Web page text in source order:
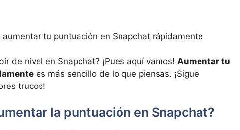
aumentar tu puntuación en Snapchat rápidamente
de nivel en Snapchat? ¡Pues aquí vamos! Aumentar tu
es más sencillo de lo que piensas. ¡Sigue
trucos!
la puntuación en Snapchat?